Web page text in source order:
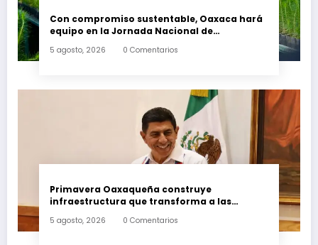
Con compromiso sustentable, Oaxaca hará
equipo en la Jornada Nacional de
5 agosto, 2026 0 Comentarios
Primavera Oaxaqueña construye
infraestructura que transforma a las
5 agosto, 2026 0 Comentarios